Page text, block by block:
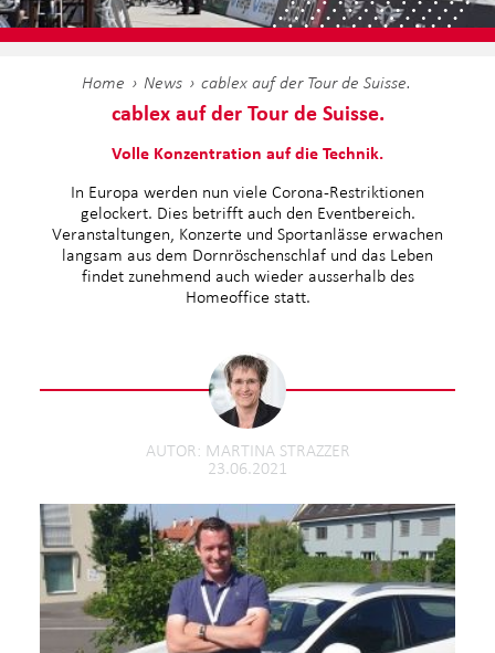
Home News cablex auf der Tour de Suisse.
cablex auf der Tour de Suisse.
Volle Konzentration auf die Technik.
In Europa werden nun viele Corona-Restriktionen
gelockert. Dies betrifft auch den Eventbereich.
Veranstaltungen, Konzerte und Sportanlässe erwachen
langsam aus dem Dornröschenschlaf und das Leben
findet zunehmend auch wieder ausserhalb des
Homeoffice statt.
23.06.2021
AUTOR MARTINA STRAZZER